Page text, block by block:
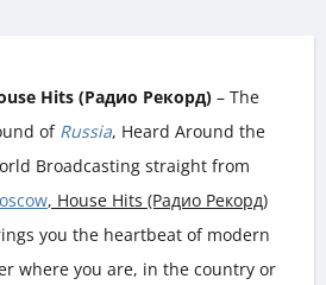
Hits (Радио Рекорд) – The
of Russia, Heard Around the
Broadcasting straight from
, House Hits (Радио Рекорд)
you the heartbeat of modern
where you are, in the country or